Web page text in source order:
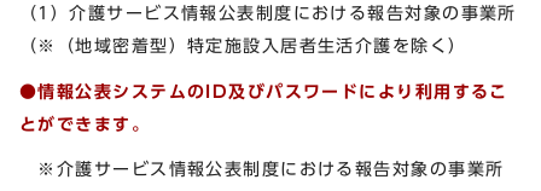
（1）介護サービス情報公表制度における報告対象の事業所
（※（地域密着型）特定施設入居者生活介護を除く）
●情報公表システムのID及びパスワードにより利用するこ
とができます。
※介護サービス情報公表制度における報告対象の事業所